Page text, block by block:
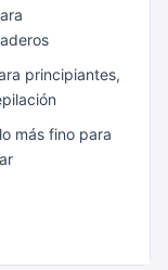
principiantes,
más fino para